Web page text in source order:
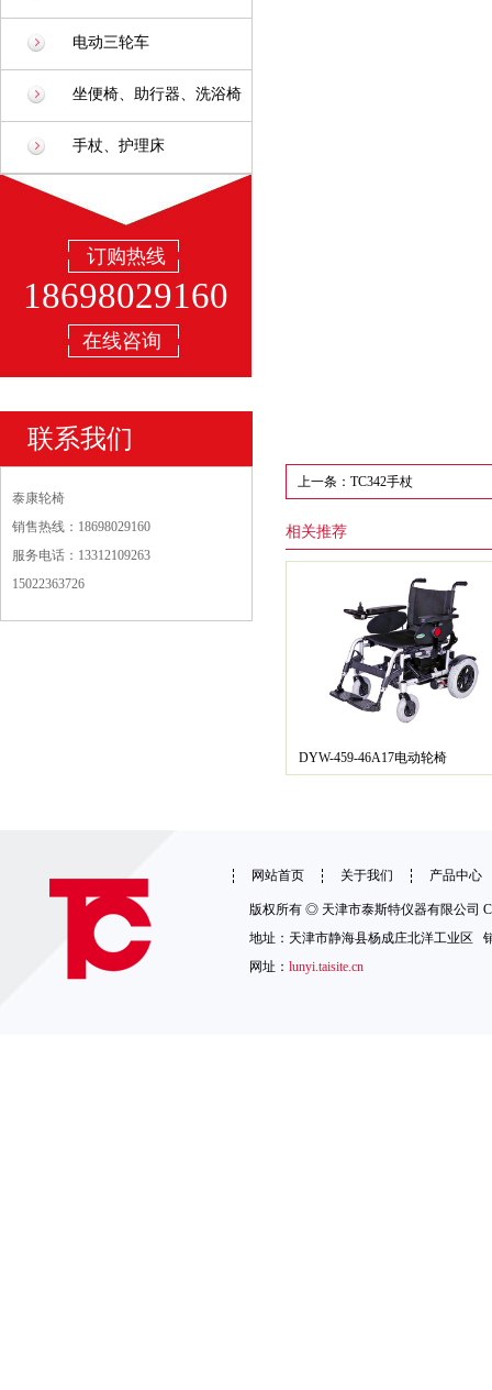
电动三轮车
坐便椅、助行器、洗浴椅
手杖、护理床
订购热线
18698029160
在线咨询
联系我们
泰康轮椅
销售热线：18698029160
服务电话：13312109263
15022363726
上一条：TC342手杖
相关推荐
DYW-459-46A17电动轮椅
网站首页 关于我们 产品中心
版权所有 ◎ 天津市泰斯特仪器有限公司
地址：天津市静海县杨成庄北洋工业区
网址： lunyi.taisite.cn